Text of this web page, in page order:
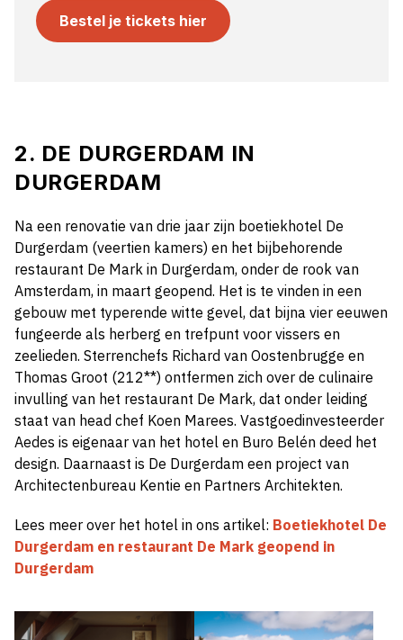
Bestel je tickets hier
2. DE DURGERDAM IN
DURGERDAM
Na een renovatie van drie jaar zijn boetiekhotel De
Durgerdam (veertien kamers) en het bijbehorende
restaurant De Mark in Durgerdam, onder de rook van
Amsterdam, in maart geopend. Het is te vinden in een
gebouw met typerende witte gevel, dat bijna vier eeuwen
fungeerde als herberg en trefpunt voor vissers en
zeelieden. Sterrenchefs Richard van Oostenbrugge en
Thomas Groot (212**) ontfermen zich over de culinaire
invulling van het restaurant De Mark, dat onder leiding
staat van head chef Koen Marees. Vastgoedinvesteerder
Aedes is eigenaar van het hotel en Buro Belén deed het
design. Daarnaast is De Durgerdam een project van
Architectenbureau Kentie en Partners Architekten.
Lees meer over het hotel in ons artikel: Boetiekhotel De
Durgerdam en restaurant De Mark geopend in
Durgerdam